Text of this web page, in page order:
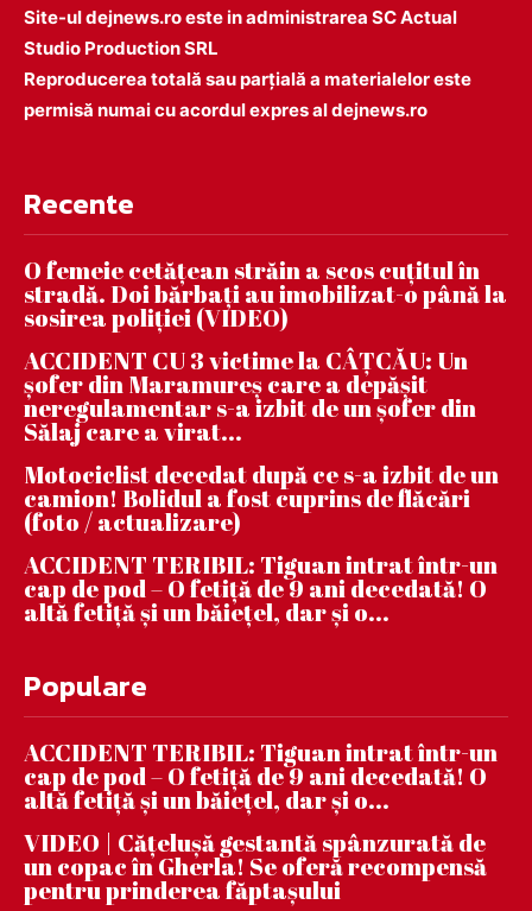
Site-ul dejnews.ro este in administrarea SC Actual
Studio Production SRL
Reproducerea totală sau parțială a materialelor este
permisă numai cu acordul expres al dejnews.ro
Recente
O femeie cetățean străin a scos cuțitul în
stradă. Doi bărbați au imobilizat-o până la
sosirea poliției (VIDEO)
ACCIDENT CU 3 victime la CÂȚCĂU: Un
șofer din Maramureș care a depășit
neregulamentar s-a izbit de un șofer din
Sălaj care a virat...
Motociclist decedat după ce s-a izbit de un
camion! Bolidul a fost cuprins de flăcări
(foto / actualizare)
ACCIDENT TERIBIL: Tiguan intrat într-un
cap de pod – O fetiță de 9 ani decedată! O
altă fetiță și un băiețel, dar și o...
Populare
ACCIDENT TERIBIL: Tiguan intrat într-un
cap de pod – O fetiță de 9 ani decedată! O
altă fetiță și un băiețel, dar și o...
VIDEO | Căţeluşă gestantă spânzurată de
un copac în Gherla! Se oferă recompensă
pentru prinderea făptaşului